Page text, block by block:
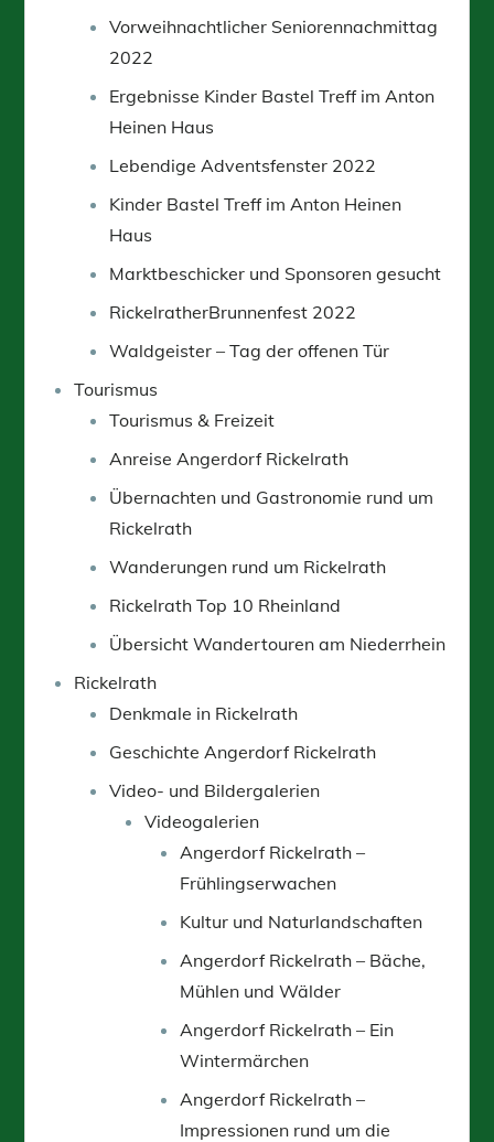
Vorweihnachtlicher Seniorennachmittag
2022
Ergebnisse Kinder Bastel Treff im Anton
Heinen Haus
Lebendige Adventsfenster 2022
Kinder Bastel Treff im Anton Heinen
Haus
Marktbeschicker und Sponsoren gesucht
RickelratherBrunnenfest 2022
Waldgeister – Tag der offenen Tür
Tourismus
Tourismus & Freizeit
Anreise Angerdorf Rickelrath
Übernachten und Gastronomie rund um
Rickelrath
Wanderungen rund um Rickelrath
Rickelrath Top 10 Rheinland
Übersicht Wandertouren am Niederrhein
Rickelrath
Denkmale in Rickelrath
Geschichte Angerdorf Rickelrath
Video- und Bildergalerien
Videogalerien
Angerdorf Rickelrath –
Frühlingserwachen
Kultur und Naturlandschaften
Angerdorf Rickelrath – Bäche,
Mühlen und Wälder
Angerdorf Rickelrath – Ein
Wintermärchen
Angerdorf Rickelrath –
Impressionen rund um die